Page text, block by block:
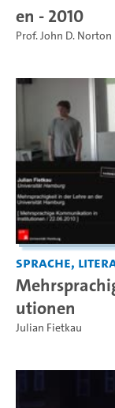
en - 2010
Prof. John D. Norton
Sprache,
utionen
Julian Fietkau